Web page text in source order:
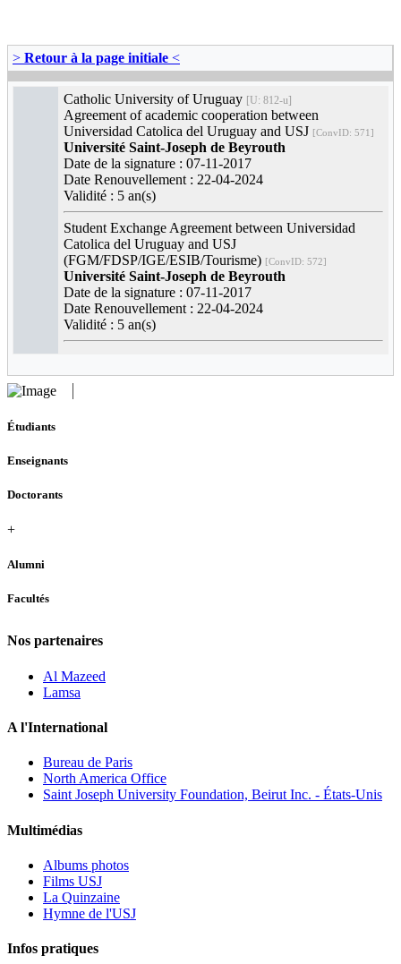
> Retour à la page initiale <
Catholic University of Uruguay [U: 812-u]
Agreement of academic cooperation between
Universidad Catolica del Uruguay and USJ [ConvID: 571]
Université Saint-Joseph de Beyrouth
Date de la signature : 07-11-2017
Date Renouvellement : 22-04-2024
Validité : 5 an(s)
Student Exchange Agreement between Universidad
Catolica del Uruguay and USJ
(FGM/FDSP/IGE/ESIB/Tourisme) [ConvID: 572]
Université Saint-Joseph de Beyrouth
Date de la signature : 07-11-2017
Date Renouvellement : 22-04-2024
Validité : 5 an(s)
Étudiants
Enseignants
Doctorants
+
Alumni
Facultés
Nos partenaires
Al Mazeed
Lamsa
A l'International
Bureau de Paris
North America Office
Saint Joseph University Foundation, Beirut Inc. - États-Unis
Multimédias
Albums photos
Films USJ
La Quinzaine
Hymne de l'USJ
Infos pratiques